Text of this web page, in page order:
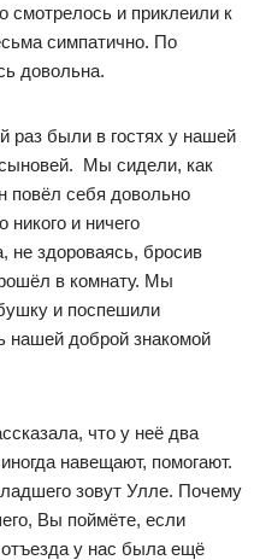
смотрелось и приклеили к
симпатично. По
довольна.
раз были в гостях у нашей
Мы сидели, как
повёл себя довольно
и ничего
не здороваясь, бросив
в комнату. Мы
и поспешили
нашей доброй знакомой
что у неё два
навещают, помогают.
зовут Улле. Почему
Вы поймёте, если
у нас была ещё